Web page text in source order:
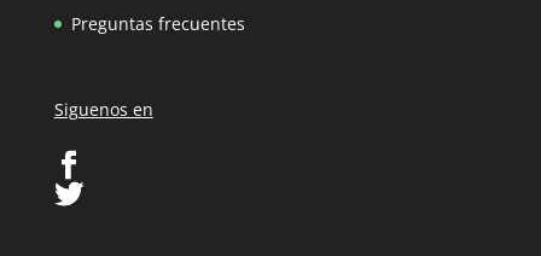
Preguntas frecuentes
Siguenos en